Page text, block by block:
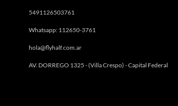
5491126503761
Whatsapp: 112650-3761
hola@flyhalf.com.ar
AV. DORREGO 1325 - (Villa Crespo) - Capital Federal